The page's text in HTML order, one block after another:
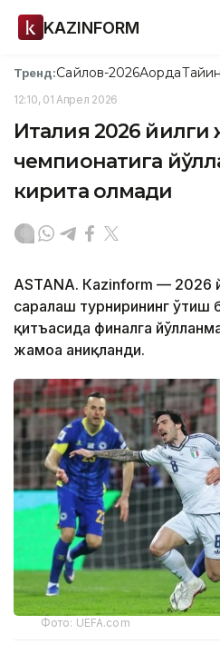
KAZINFORM
Тренд:Сайлов-2026Ақорда
12:10, 01 Апрел 2026
Италия 2026 йилги
чемпионатига
кирита олмади
ASTANА. Каzinform — 2026
саралаш турнирининг ўтиш
қитъасида финалга
жамоа аниқланди.
Фото: UEFA.com